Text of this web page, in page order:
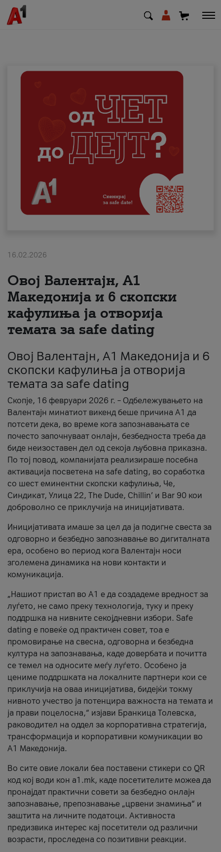
Деловни
Поддршка
Надополни кредит
Плати сметка
#ПодобарОнлајн
16.02.2026
Овој Валентајн, A1
Македонија и 6 скопски
кафулиња ја отворија
темата за safe dating
Овој Валентајн, A1 Македонија и 6
скопски кафулиња ја отворија
темата за safe dating
Скопје, 16 февруари 2026 г. – Одбележувањето на
Валентајн минатиот викенд беше причина А1 да
потсети дека, во време кога запознавањата се
почесто започнуваат онлајн, безбедноста треба да
биде неизоставен дел од секоја љубовна приказна.
По тој повод, компанијата реализираше посебна
активација посветена на safe dating, во соработка
со шест еминентни скопски кафулиња, Че,
Синдикат, Улица 22, The Dude, Chillin’ и Bar 90 кои
доброволно се приклучија на иницијативата.
Иницијативата имаше за цел да ја подигне свеста за
одговорно и безбедно запознавање во дигиталната
ера, особено во период кога Валентајн носи
зголемена динамика на нови контакти и
комуникација.
„Нашиот пристап во А1 е да создадеме вредност за
луѓето, не само преку технологија, туку и преку
поддршка на нивните секојдневни избори. Safe
dating е повеќе од практичен совет, тоа е
промовирање на свесна, одговорна и безбедна
култура на запознавања, каде довербата и почитта
се темел на односите меѓу луѓето. Особено ја
цениме поддршката на локалните партнери кои се
приклучија на оваа иницијатива, бидејќи токму
нивното учество ја потенцира важноста на темата и
ја прави поцелосна,“ изјави Бранкица Толевска,
раководител на оддел за корпоративна стратегија,
трансформација и корпоративни комуникации во
А1 Македонија.
Во сите овие локали беа поставени стикери со QR
код кој води кон a1.mk, каде посетителите можеа да
пронајдат практични совети за безбедно онлајн
запознавање, препознавање „црвени знамиња“ и
заштита на личните податоци. Активноста
предизвика интерес кај посетители од различни
возрасти, проследена со позитивни реакции.